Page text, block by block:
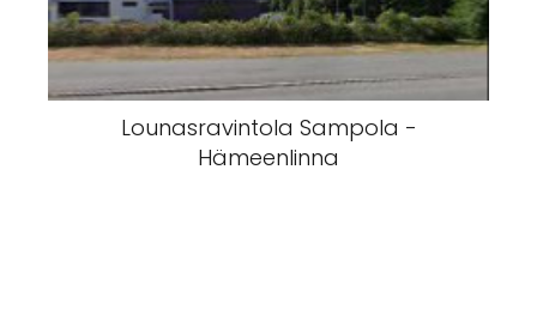
Lounasravintola Sampola -
Hämeenlinna